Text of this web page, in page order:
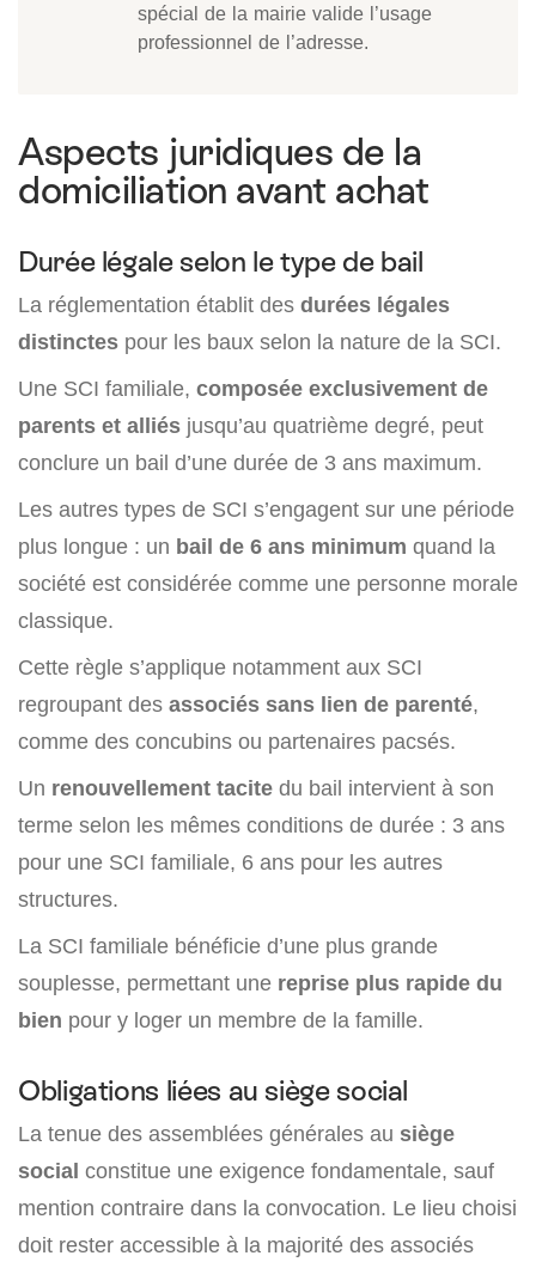
spécial de la mairie valide l’usage
professionnel de l’adresse.
Aspects juridiques de la
domiciliation avant achat
Durée légale selon le type de bail
La réglementation établit des durées légales
distinctes pour les baux selon la nature de la SCI.
Une SCI familiale, composée exclusivement de
parents et alliés jusqu’au quatrième degré, peut
conclure un bail d’une durée de 3 ans maximum.
Les autres types de SCI s’engagent sur une période
plus longue : un bail de 6 ans minimum quand la
société est considérée comme une personne morale
classique.
Cette règle s’applique notamment aux SCI
regroupant des associés sans lien de parenté,
comme des concubins ou partenaires pacsés.
Un renouvellement tacite du bail intervient à son
terme selon les mêmes conditions de durée : 3 ans
pour une SCI familiale, 6 ans pour les autres
structures.
La SCI familiale bénéficie d’une plus grande
souplesse, permettant une reprise plus rapide du
bien pour y loger un membre de la famille.
Obligations liées au siège social
La tenue des assemblées générales au siège
social constitue une exigence fondamentale, sauf
mention contraire dans la convocation. Le lieu choisi
doit rester accessible à la majorité des associés